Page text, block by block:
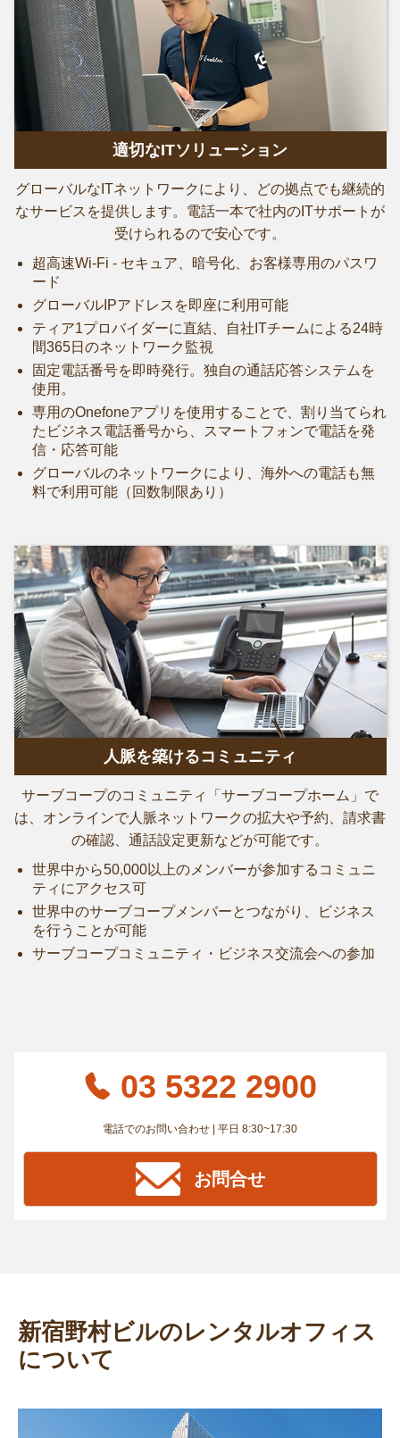
適切なITソリューション
グローバルなITネットワークにより、どの拠点でも継続的
なサービスを提供します。電話一本で社内のITサポートが
受けられるので安心です。
超高速Wi-Fi - セキュア、暗号化、お客様専用のパスワ
ード
グローバルIPアドレスを即座に利用可能
ティア1プロバイダーに直結、自社ITチームによる24時
間365日のネットワーク監視
固定電話番号を即時発行。独自の通話応答システムを
使用。
専用のOnefoneアプリを使用することで、割り当てられ
たビジネス電話番号から、スマートフォンで電話を発
信・応答可能
グローバルのネットワークにより、海外への電話も無
料で利用可能（回数制限あり）
人脈を築けるコミュニティ
サーブコープのコミュニティ「サーブコープホーム」で
は、オンラインで人脈ネットワークの拡大や予約、請求書
の確認、通話設定更新などが可能です。
世界中から50,000以上のメンバーが参加するコミュニ
ティにアクセス可
世界中のサーブコープメンバーとつながり、ビジネス
を行うことが可能
サーブコープコミュニティ・ビジネス交流会への参加
03 5322 2900
電話でのお問い合わせ | 平日 8:30~17:30
お問合せ
新宿野村ビルのレンタルオフィス
について